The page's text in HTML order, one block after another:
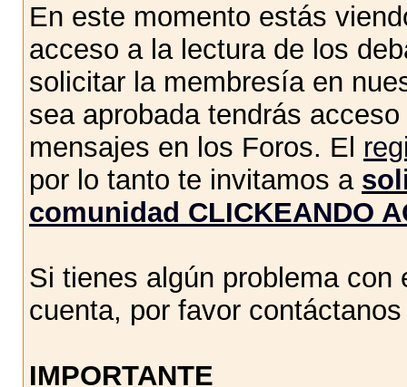
En este momento estás
acceso a la lectura de los
solicitar la membresía en
sea aprobada tendrás
mensajes en los Foros. El
por lo tanto te invitamos a
comunidad CLICKEANDO
Si tienes algún problema
cuenta, por favor
IMPORTANTE